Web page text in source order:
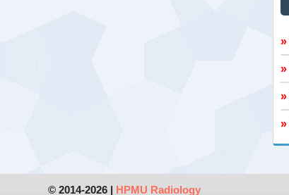
»
»
»
»
© 2014-2026 | HPMU Radiology